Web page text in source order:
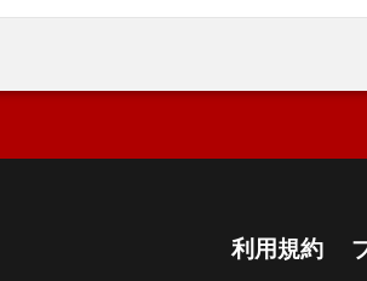
利用規約